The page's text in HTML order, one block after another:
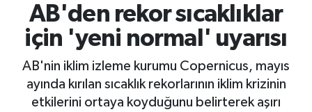
AB'den rekor sıcaklıklar
için 'yeni normal' uyarısı
AB'nin iklim izleme kurumu Copernicus, mayıs
ayında kırılan sıcaklık rekorlarının iklim krizinin
etkilerini ortaya koyduğunu belirterek aşırı